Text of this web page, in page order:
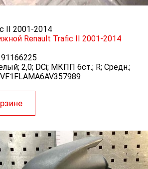
II 2001-2014
Renault Trafic II 2001-2014
2,0; DCi; МКПП 6ст.; R; Средн.;